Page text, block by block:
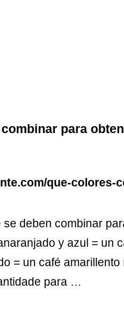
para
que-colores-
deben combinar
y azul = un
= un café
para …